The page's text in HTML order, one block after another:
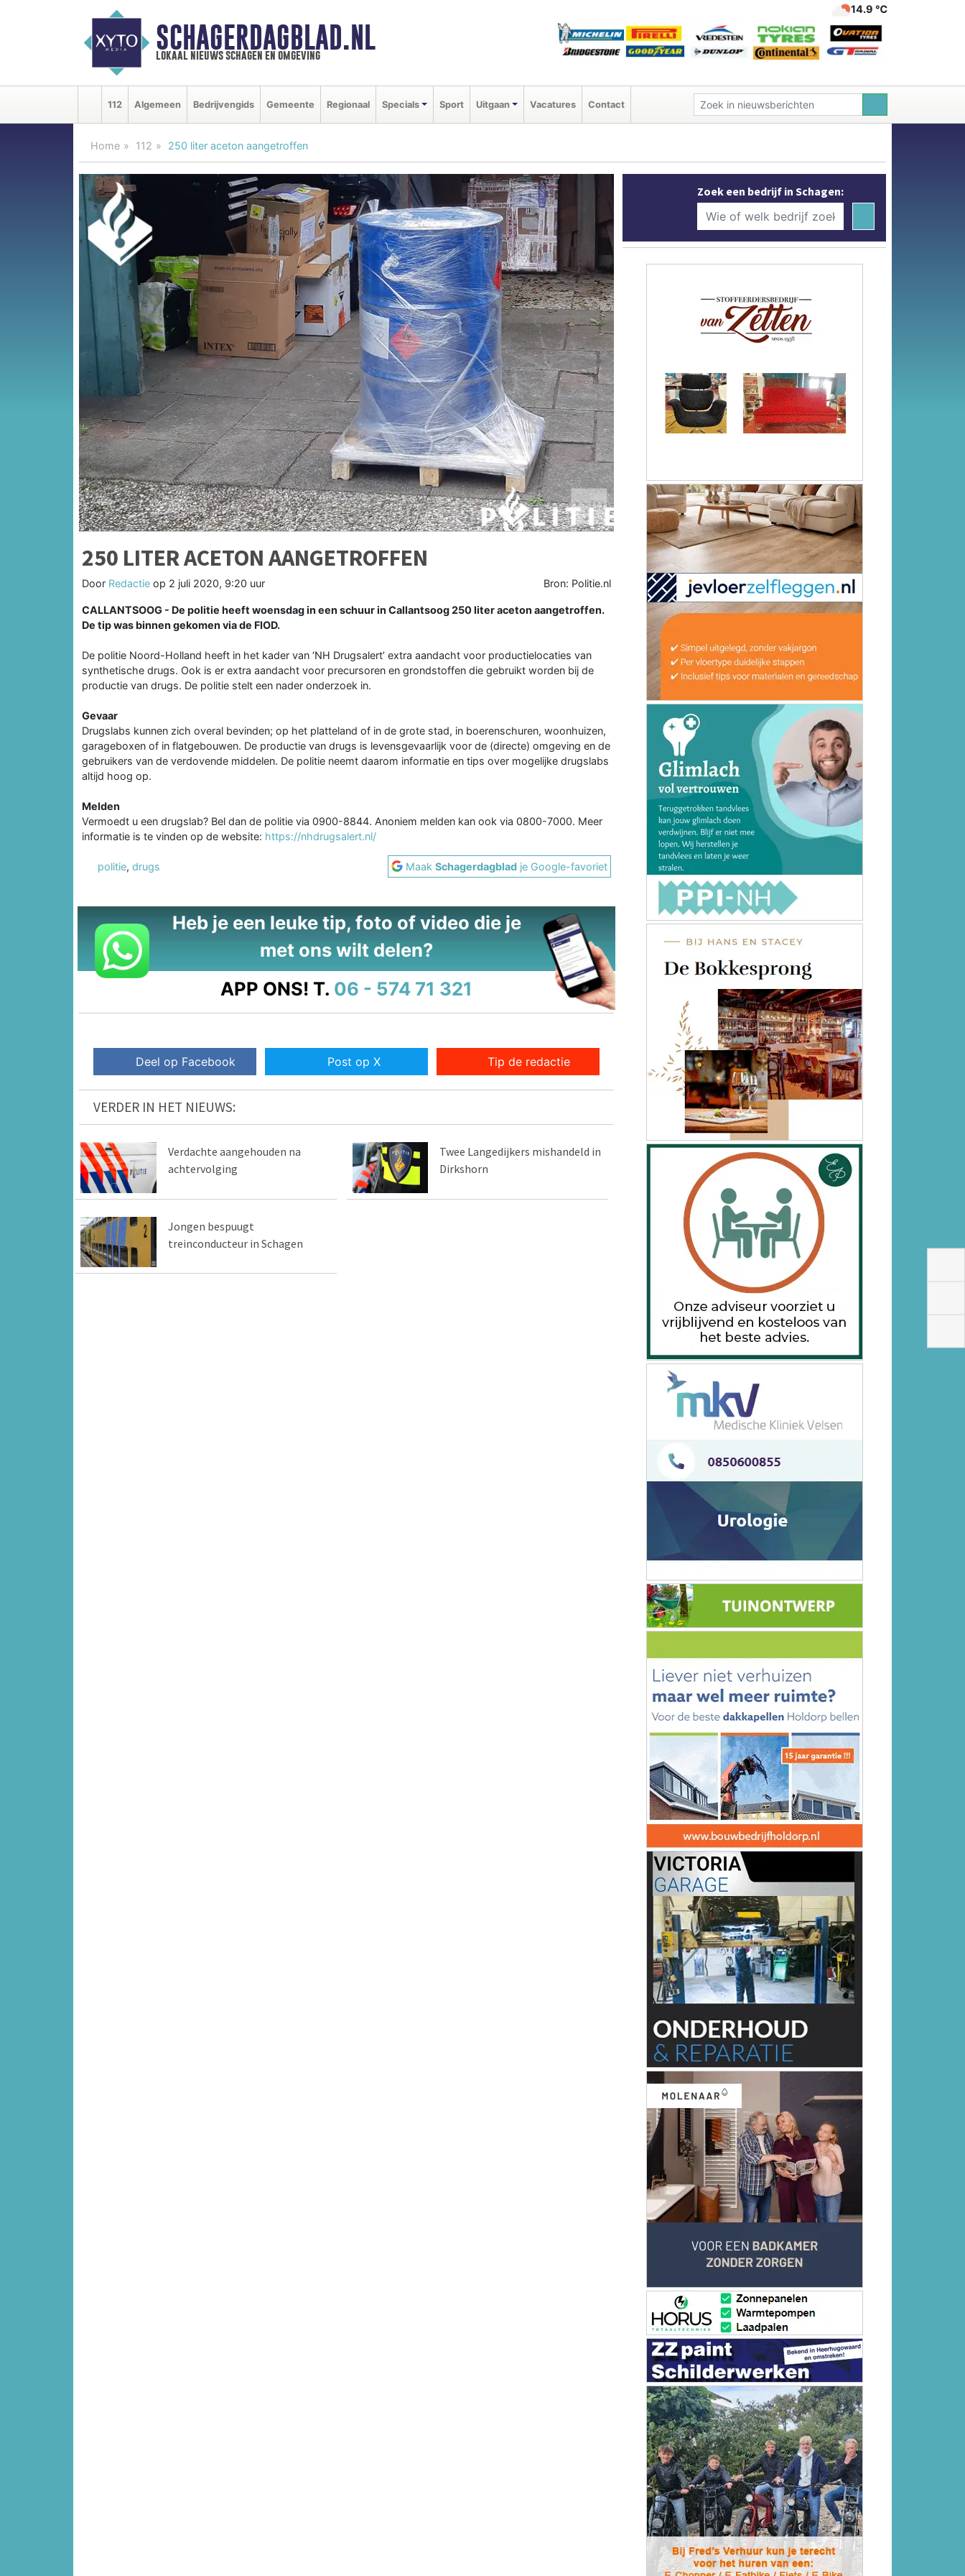
SCHAGERDAGBLAD.NL
lokaal nieuws schagen en omgeving
14.9 ℃
112 Algemeen Bedrijvengids Gemeente Regionaal Specials Sport Uitgaan Vacatures Contact
Home 112 250 liter aceton aangetroffen
250 LITER ACETON AANGETROFFEN
Door Redactie op 2 juli 2020, 9:20 uur Bron: Politie.nl
CALLANTSOOG - De politie heeft woensdag in een schuur in Callantsoog 250 liter aceton aangetroffen.
De tip was binnen gekomen via de FIOD.
De politie Noord-Holland heeft in het kader van ‘NH Drugsalert’ extra aandacht voor productielocaties van
synthetische drugs. Ook is er extra aandacht voor precursoren en grondstoffen die gebruikt worden bij de
productie van drugs. De politie stelt een nader onderzoek in.
Gevaar
Drugslabs kunnen zich overal bevinden; op het platteland of in de grote stad, in boerenschuren, woonhuizen,
garageboxen of in flatgebouwen. De productie van drugs is levensgevaarlijk voor de (directe) omgeving en de
gebruikers van de verdovende middelen. De politie neemt daarom informatie en tips over mogelijke drugslabs
altijd hoog op.
Melden
Vermoedt u een drugslab? Bel dan de politie via 0900-8844. Anoniem melden kan ook via 0800-7000. Meer
informatie is te vinden op de website: https://nhdrugsalert.nl/
politie, drugs MaakSchagerdagblad je Google-favoriet
Heb je een leuke tip, foto of video die je
met ons wilt delen?
APP ONS! T. 06 - 574 71 321
Deel op Facebook Post op X Tip de redactie
VERDER IN HET NIEUWS:
Verdachte aangehouden na
achtervolging
Twee Langedijkers mishandeld in
Dirkshorn
Jongen bespuugt
treinconducteur in Schagen
Zoek een bedrijf in Schagen: